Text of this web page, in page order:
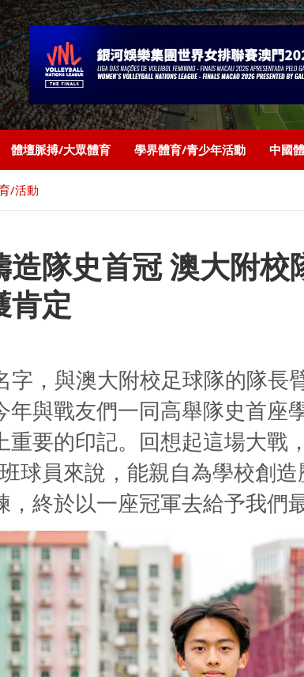
體壇脈搏/大眾體育 學界體育/青少年活動 中國
/活動
造隊史首冠 澳大附校
肯定
字，與澳大附校足球隊的隊長
年與戰友們一同高舉隊史首座
重要的印記。回想起這場大戰
球員來說，能親自為學校創
，終於以一座冠軍去給予我們